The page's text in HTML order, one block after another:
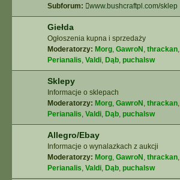
Subforum: www.bushcraftpl.com/sklep
Giełda
Ogłoszenia kupna i sprzedaży
Moderatorzy: Morg, GawroN , thrackan,
Perianalis, Valdi, Dąb, puchalsw
Sklepy
Informacje o sklepach
Moderatorzy: Morg, GawroN , thrackan,
Perianalis, Valdi, Dąb, puchalsw
Allegro/Ebay
Informacje o wynalazkach z aukcji
Moderatorzy: Morg, GawroN , thrackan,
Perianalis, Valdi, Dąb, puchalsw